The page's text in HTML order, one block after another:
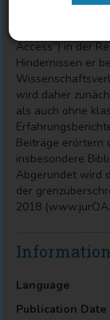
Access”) in der
Hindernissen er
wird daher
als auch ohne
Beiträge erörtern
insbesondere
Abgerundet wird
der
2018
Information
Language
Publication Date